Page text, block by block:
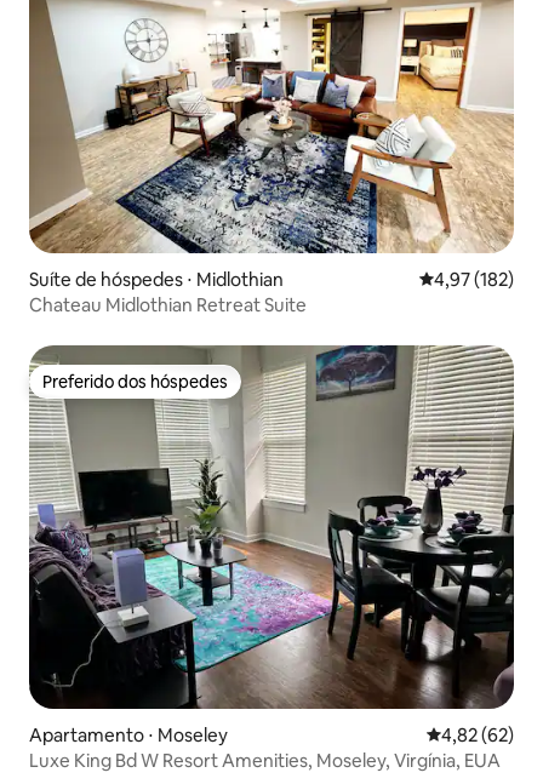
Suíte de hóspedes ⋅ Midlothian 4,97 de uma
4,97 (182)
Chateau Midlothian Retreat Suite
Preferido dos hóspedes
Preferido dos hóspedes
Apartamento ⋅ Moseley 4,82 de uma
4,82 (62)
Luxe King Bd W Resort Amenities, Moseley, Virgínia, EUA